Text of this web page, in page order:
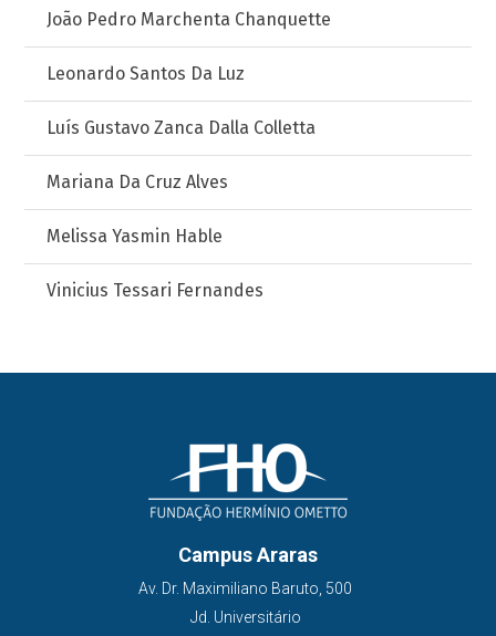
João Pedro Marchenta Chanquette
Leonardo Santos Da Luz
Luís Gustavo Zanca Dalla Colletta
Mariana Da Cruz Alves
Melissa Yasmin Hable
Vinicius Tessari Fernandes
Campus Araras
Av. Dr. Maximiliano Baruto, 500
Jd. Universitário